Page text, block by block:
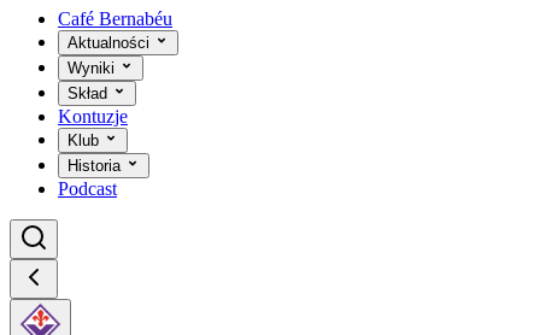
Café Bernabéu
Aktualności
Wyniki
Skład
Kontuzje
Klub
Historia
Podcast